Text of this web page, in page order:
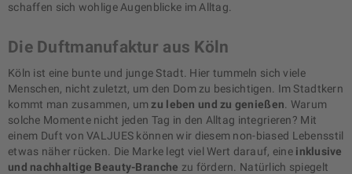
schaffen sich wohlige Augenblicke im Alltag.
Die Duftmanufaktur aus Köln
Köln ist eine bunte und junge Stadt. Hier tummeln sich viele
Menschen, nicht zuletzt, um den Dom zu besichtigen. Im Stadtkern
kommt man zusammen, umzu leben und zu genießen . Warum
solche Momente nicht jeden Tag in den Alltag integrieren? Mit
einem Duft von VALJUES können wir diesem non-biased Lebensstil
etwas näher rücken. Die Marke legt viel Wert darauf, eine inklusive
und nachhaltige Beauty-Branche zu fördern. Natürlich spiegelt